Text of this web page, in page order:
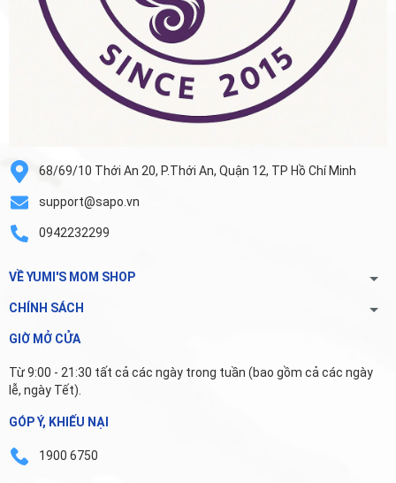
68/69/10 Thới An 20, P.Thới An, Quận 12, TP Hồ Chí Minh
support@sapo.vn
0942232299
VỀ YUMI'S MOM SHOP
CHÍNH SÁCH
GIỜ MỞ CỬA
Từ 9:00 - 21:30 tất cả các ngày trong tuần (bao gồm cả các ngày
lễ, ngày Tết).
GÓP Ý, KHIẾU NẠI
1900 6750